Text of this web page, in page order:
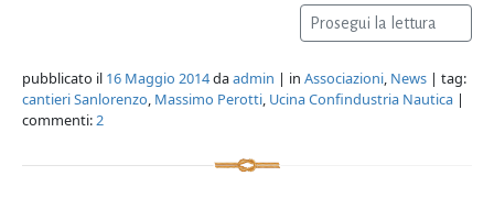
Prosegui la lettura
pubblicato il 16 Maggio 2014daadmin | in Associazioni, News | tag:
cantieri Sanlorenzo, Massimo Perotti, Ucina Confindustria Nautica |
commenti:2